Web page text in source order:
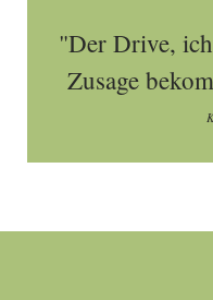
"Der Drive,
Zusage